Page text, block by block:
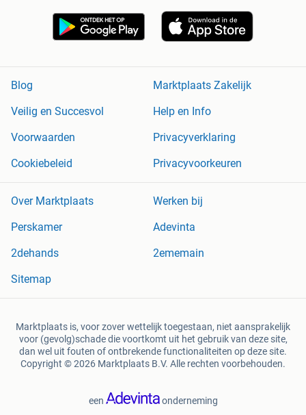
Blog
Marktplaats Zakelijk
Veilig en Succesvol
Help en Info
Voorwaarden
Privacyverklaring
Cookiebeleid
Privacyvoorkeuren
Over Marktplaats
Werken bij
Perskamer
Adevinta
2dehands
2ememain
Sitemap
Marktplaats is, voor zover wettelijk toegestaan, niet aansprakelijk
voor (gevolg)schade die voortkomt uit het gebruik van deze site,
dan wel uit fouten of ontbrekende functionaliteiten op deze site.
Copyright © 2026 Marktplaats B.V. Alle rechten voorbehouden.
een onderneming